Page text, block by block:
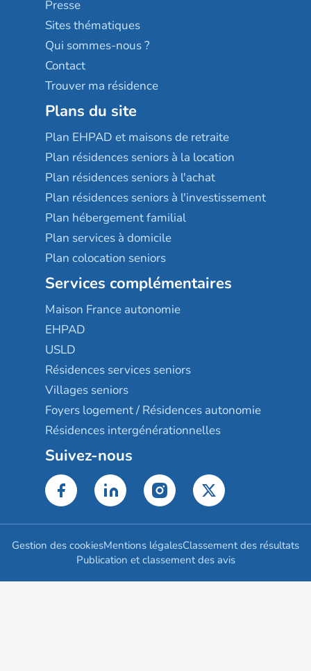
Résidences services Villa Médicis
Presse
Sites thématiques
Qui sommes-nous ?
Contact
Trouver ma résidence
Plans du site
Plan EHPAD et maisons de retraite
Plan résidences seniors à la location
Plan résidences seniors à l'achat
Plan résidences seniors à l'investissement
Plan hébergement familial
Plan services à domicile
Plan colocation seniors
Services complémentaires
Maison France autonomie
EHPAD
USLD
Résidences services seniors
Villages seniors
Foyers logement / Résidences autonomie
Résidences intergénérationnelles
Suivez-nous
Gestion des cookiesMentions légalesClassement des résultats
Publication et classement des avis